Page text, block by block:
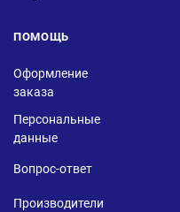
ПОМОЩЬ
Оформление
заказа
Персональные
данные
Вопрос-ответ
Производители